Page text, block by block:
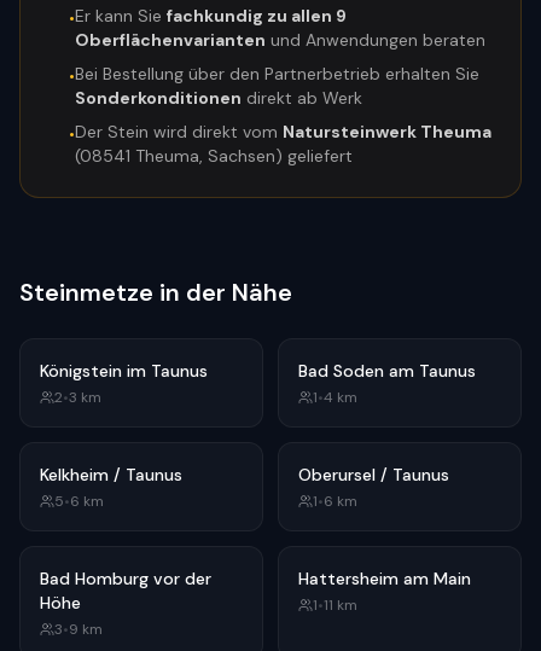
•Er kann Sie fachkundig zu allen 9
Oberflächenvarianten und Anwendungen beraten
•Bei Bestellung über den Partnerbetrieb erhalten Sie
Sonderkonditionen direkt ab Werk
•Der Stein wird direkt vom Natursteinwerk Theuma
(08541 Theuma, Sachsen) geliefert
Steinmetze in der Nähe
Königstein im Taunus
2•3 km
Bad Soden am Taunus
1•4 km
Kelkheim / Taunus
5•6 km
Oberursel / Taunus
1•6 km
Bad Homburg vor der
Höhe
3•9 km
Hattersheim am Main
1•11 km